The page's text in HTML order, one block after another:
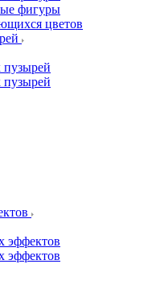
фигуры
цветов
пузырей
пузырей
эффектов
эффектов